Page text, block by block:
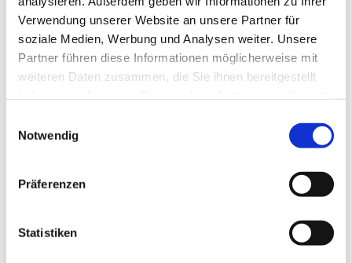
Verwendung unserer Website an unsere Partner für
soziale Medien, Werbung und Analysen weiter. Unsere
Partner führen diese Informationen möglicherweise mit
weiteren Daten zusammen, die Sie ihnen bereitgestellt
Notwendig
Präferenzen
Statistiken